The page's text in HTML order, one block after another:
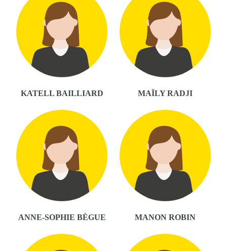
KATELL BAILLIARD MAÏLY RADJI
ANNE-SOPHIE BÈGUE MANON ROBIN